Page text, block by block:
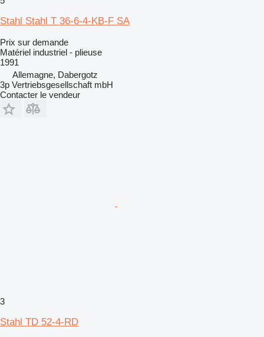
Stahl Stahl T 36-6-4-KB-F SA
Prix sur demande
Matériel industriel - plieuse
1991
Allemagne, Dabergotz
3p Vertriebsgesellschaft mbH
Contacter le vendeur
3
Stahl TD 52-4-RD